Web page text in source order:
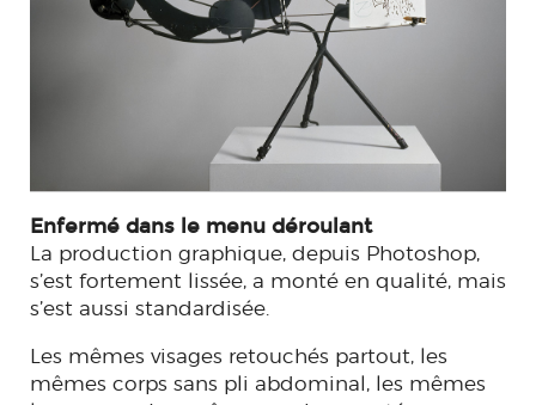
Enfermé dans le menu déroulant
La production graphique, depuis Photoshop,
s’est fortement lissée, a monté en qualité, mais
s’est aussi standardisée.
Les mêmes visages retouchés partout, les
mêmes corps sans pli abdominal, les mêmes